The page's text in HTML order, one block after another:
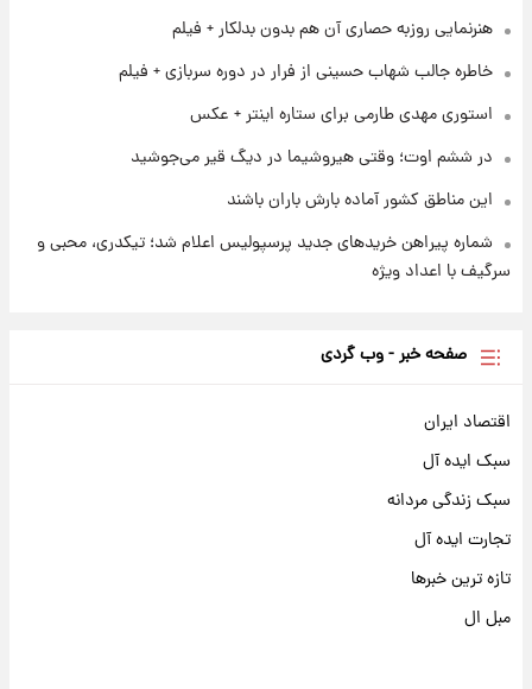
۱ روز پیش
هنرنمایی روزبه حصاری آن هم بدون بدلکار + فیلم
خاطره جالب شهاب حسینی از فرار در دوره سربازی + فیلم
استوری مهدی طارمی برای ستاره اینتر + عکس
در ششم اوت؛ وقتی هیروشیما در دیگ قیر می‌جوشید
این مناطق کشور آماده بارش باران باشند
شماره پیراهن خریدهای جدید پرسپولیس اعلام شد؛ تیکدری، محبی و
سرگیف با اعداد ویژه
صفحه خبر - وب گردی
اقتصاد ایران
سبک ایده آل
سبک زندگی مردانه
تجارت ایده آل
تازه ترین خبرها
مبل ال